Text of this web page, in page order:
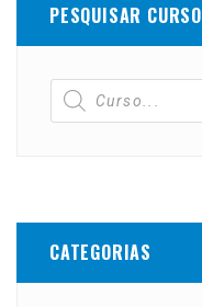
PESQUISAR CURSO
CATEGORIAS